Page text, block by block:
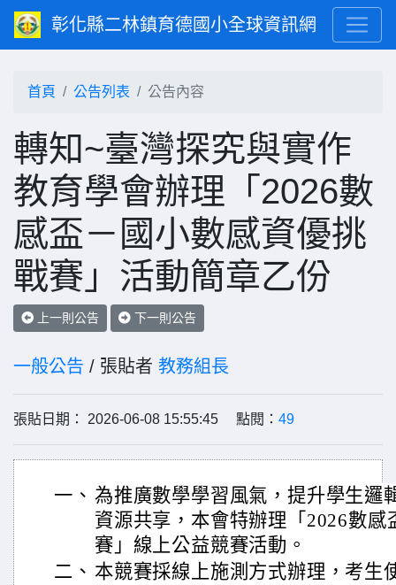
彰化縣二林鎮育德國小全球資訊網
首頁 公告列表 公告內容
轉知~臺灣探究與實作
教育學會辦理「2026數
感盃－國小數感資優挑
戰賽」活動簡章乙份
上一則公告 下一則公告
一般公告 / 張貼者 教務組長
張貼日期： 2026-06-08 15:55:45 點閱： 49
一、 為推廣數學學習風氣，提升學生邏
資源共享，本會特辦理「2026數感
賽」線上公益競賽活動。
二、 本競賽採線上施測方式辦理，考生